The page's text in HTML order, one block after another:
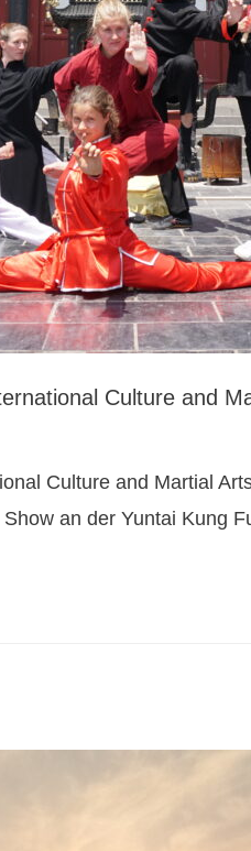
Culture and
Culture and Martial
an der Yuntai Kung